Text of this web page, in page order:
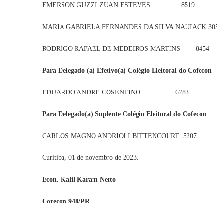
EMERSON GUZZI ZUAN ESTEVES 8519
MARIA GABRIELA FERNANDES DA SILVA NAUIACK
RODRIGO RAFAEL DE MEDEIROS MARTINS 8454
Para Delegado (a) Efetivo(a) Colégio Eleitoral do Cofecon
EDUARDO ANDRE COSENTINO 6783
Para Delegado(a) Suplente Colégio Eleitoral do Cofecon
CARLOS MAGNO ANDRIOLI BITTENCOURT 5207
Curitiba, 01 de novembro de 2023.
Econ. Kalil Karam Netto
Corecon 948/PR